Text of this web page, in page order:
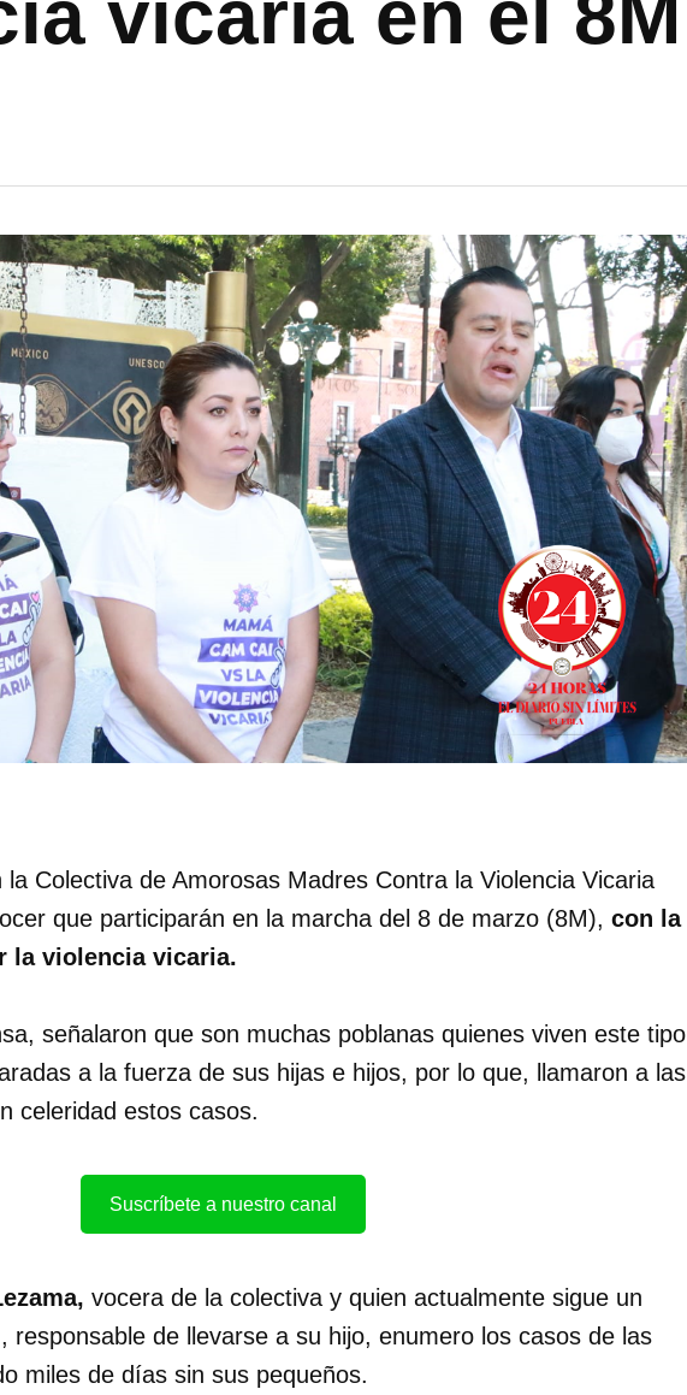
Colectiva de Amorosas Madres Contra la Violencia Vicaria
que participarán en la marcha del 8 de marzo (8M), con la
la violencia vicaria.
señalaron que son muchas poblanas quienes viven este tipo
a la fuerza de sus hijas e hijos, por lo que, llamaron a las
celeridad estos casos.
Suscríbete a nuestro canal
vocera de la colectiva y quien actualmente sigue un
responsable de llevarse a su hijo, enumero los casos de las
miles de días sin sus pequeños.